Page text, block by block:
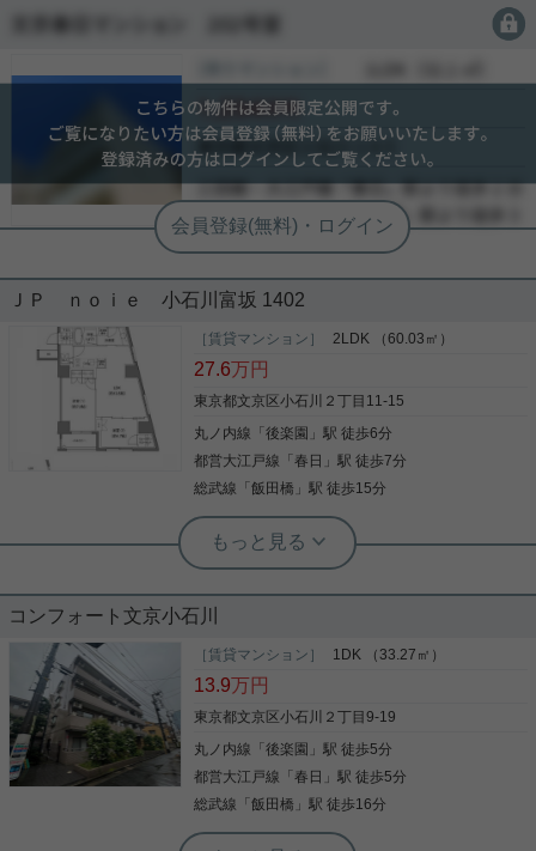
後楽園駅徒歩3分☆新築未入居！
2026年1月築の新築未入居☆ 閑静な住宅地で生活環
境◎！ 近くにはスーパーや飲食店もあり！ 室内設備
も充実している賃貸戸建てです☆ お気軽にお問い合
どうぞ★ 実用春日ホーム株式会社 茗荷谷店 TEL：
03-6902-5021
詳細を見る
2008年2月築、ＲＣ造15階建てのマンションです。
利用可能で交通の便が良好です。 建物向かいには24
時間スーパーがあります！ 周辺にはドラッグスト
ア、コンビニなどの商業施設が揃っており日々のお
買物に便利です。 ガスシステムキッチン・追焚バ
ど、分譲マンションならではの高品質な室内設備と
なっております。 是非お問い合わせください！
詳細を見る
会員限定
会員限定
会員限定
-
ＪＰ ｎｏｉｅ 小石川富坂 1402
［賃貸マンション］ 2LDK （60.03㎡）
27.6万円
東京都文京区小石川２丁目11-15
丸ノ内線 「後楽園 」駅 徒歩6分
都営大江戸線 「春日 」駅 徒歩7分
総武線 「飯田橋 」駅 徒歩15分
実用春日ホーム 本店 市原怜奈
２面採光で陽当たり良好☀
収納はクロゼット・シューズボックス・全居室収納
などが備え付けられているので、衣類や日用品の収
納に重宝します。室内設備は浴室乾燥機・洗面所独
立などが揃っており、とても充実しています。セキ
充実しているので安心して生活できます。共用部に
はゴミ出し24時間OK・宅配ボックスなど様々な設
備やサービスが揃っているので便利です。ここから
実現させましょう。新たな住まい探しを楽しみなが
ら始めていきませんか。快適な環境作りのお手伝い
写真(9)
詳細を見る
コンフォート文京小石川
［賃貸マンション］ 1DK （33.27㎡）
13.9万円
東京都文京区小石川２丁目9-19
丸ノ内線 「後楽園 」駅 徒歩5分
都営大江戸線 「春日 」駅 徒歩5分
総武線 「飯田橋 」駅 徒歩16分
後楽園店（実用後楽園ホーム株式会社） 志熊威望